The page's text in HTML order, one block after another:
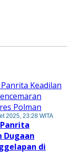
2025, 23:28 WITA
Dugaan
di